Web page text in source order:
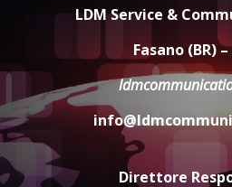
Santis
8 Agosto 2026
Politiche
Sostenibile:
universitari
giusta”
8 Agosto 2026
LDM Service &
Fasano (BR)
Direttore